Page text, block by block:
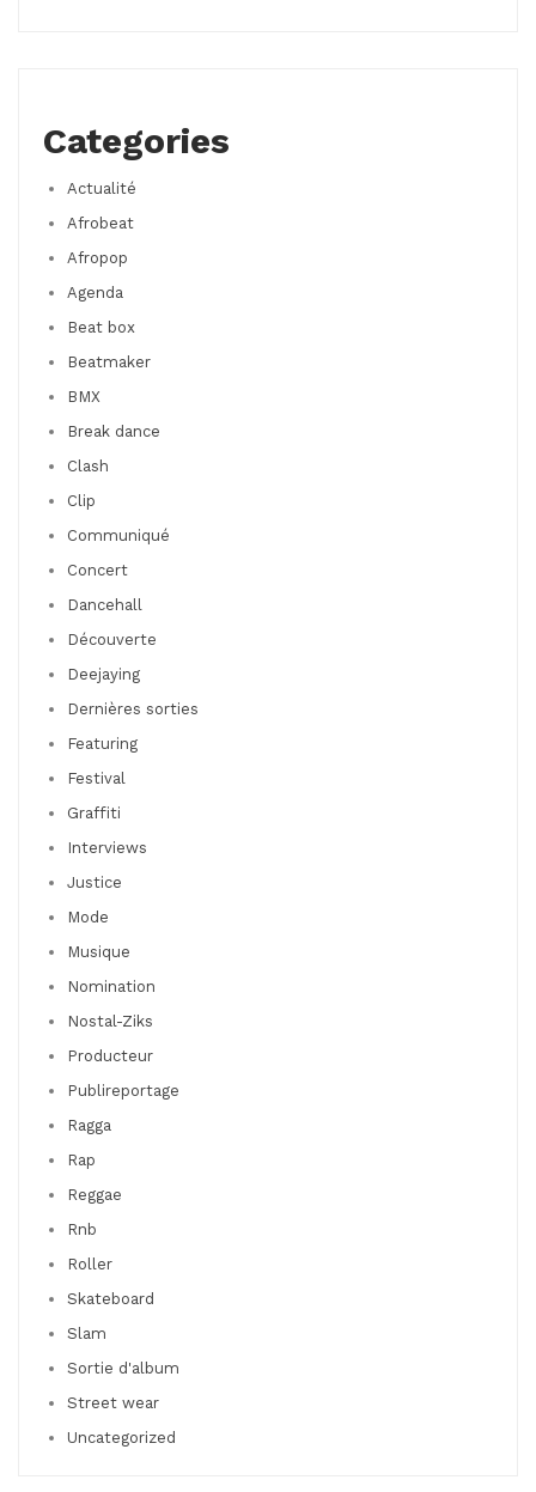
Categories
Actualité
Afrobeat
Afropop
Agenda
Beat box
Beatmaker
BMX
Break dance
Clash
Clip
Communiqué
Concert
Dancehall
Découverte
Deejaying
Dernières sorties
Featuring
Festival
Graffiti
Interviews
Justice
Mode
Musique
Nomination
Nostal-Ziks
Producteur
Publireportage
Ragga
Rap
Reggae
Rnb
Roller
Skateboard
Slam
Sortie d'album
Street wear
Uncategorized